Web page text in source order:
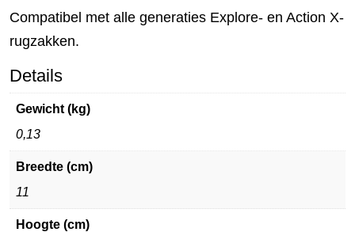
Compatibel met alle generaties Explore- en Action X-
rugzakken.
Details
Gewicht (kg)
0,13
Breedte (cm)
11
Hoogte (cm)